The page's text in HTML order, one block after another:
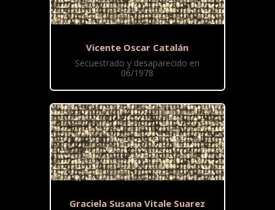
Vicente Oscar Catalán
Secuestrado y desaparecido en
06/1978
Graciela Susana Vitale Suarez